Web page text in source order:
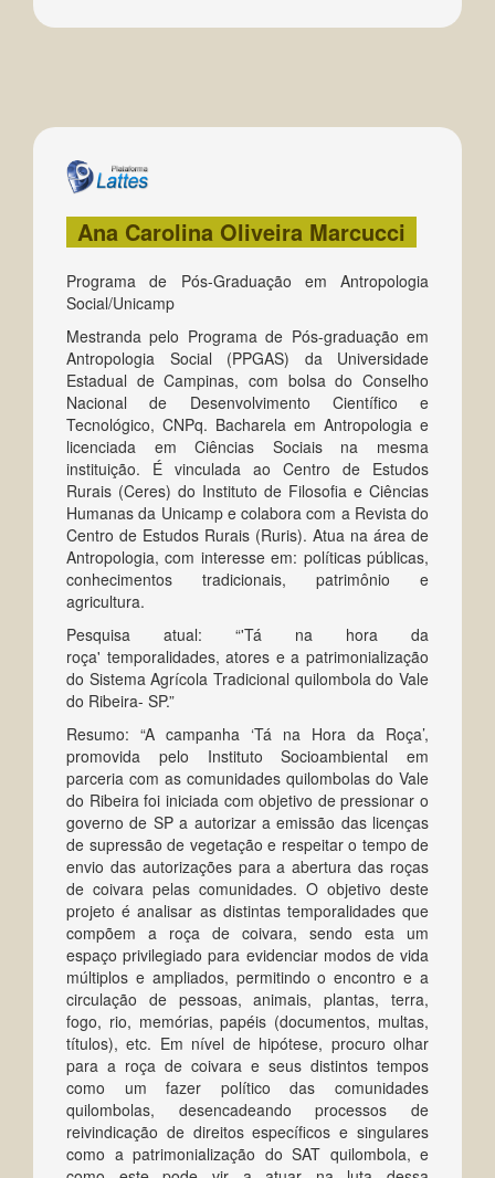
Ana Carolina Oliveira Marcucci
Programa de Pós-Graduação em Antropologia
Social/Unicamp
Mestranda pelo Programa de Pós-graduação em
Antropologia Social (PPGAS) da Universidade
Estadual de Campinas, com bolsa do Conselho
Nacional de Desenvolvimento Científico e
Tecnológico, CNPq. Bacharela em Antropologia e
licenciada em Ciências Sociais na mesma
instituição. É vinculada ao Centro de Estudos
Rurais (Ceres) do Instituto de Filosofia e Ciências
Humanas da Unicamp e colabora com a Revista do
Centro de Estudos Rurais (Ruris). Atua na área de
Antropologia, com interesse em: políticas públicas,
conhecimentos tradicionais, patrimônio e
agricultura.
Pesquisa atual: “'Tá na hora da
roça' temporalidades, atores e a patrimonialização
do Sistema Agrícola Tradicional quilombola do Vale
do Ribeira- SP.”
Resumo: “A campanha ‘Tá na Hora da Roça’,
promovida pelo Instituto Socioambiental em
parceria com as comunidades quilombolas do Vale
do Ribeira foi iniciada com objetivo de pressionar o
governo de SP a autorizar a emissão das licenças
de supressão de vegetação e respeitar o tempo de
envio das autorizações para a abertura das roças
de coivara pelas comunidades. O objetivo deste
projeto é analisar as distintas temporalidades que
compõem a roça de coivara, sendo esta um
espaço privilegiado para evidenciar modos de vida
múltiplos e ampliados, permitindo o encontro e a
circulação de pessoas, animais, plantas, terra,
fogo, rio, memórias, papéis (documentos, multas,
títulos), etc. Em nível de hipótese, procuro olhar
para a roça de coivara e seus distintos tempos
como um fazer político das comunidades
quilombolas, desencadeando processos de
reivindicação de direitos específicos e singulares
como a patrimonialização do SAT quilombola, e